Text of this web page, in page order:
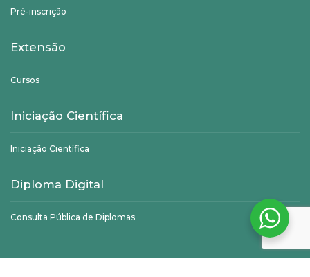
Pré-inscrição
Extensão
Cursos
Iniciação Científica
Iniciação Científica
Diploma Digital
Consulta Pública de Diplomas